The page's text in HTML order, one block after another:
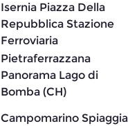
Isernia Piazza Della
Repubblica Stazione
Ferroviaria
Pietraferrazzana
Panorama Lago di
Bomba (CH)
Campomarino Spiaggia